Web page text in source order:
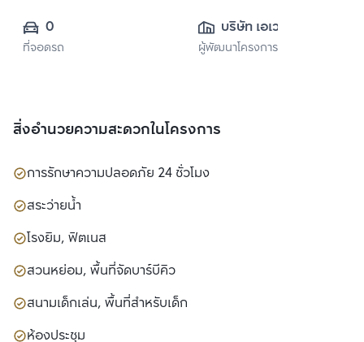
0
ที่จอดรถ
บริษัท เอเวอร์แลนด์
จำกัด (มหาชน)
ผู้พัฒนาโครงการ
สิ่งอำนวยความสะดวกในโครงการ
การรักษาความปลอดภัย 24 ชั่วโมง
สระว่ายน้ำ
โรงยิม, ฟิตเนส
สวนหย่อม, พื้นที่จัดบาร์บีคิว
สนามเด็กเล่น, พื้นที่สำหรับเด็ก
ห้องประชุม